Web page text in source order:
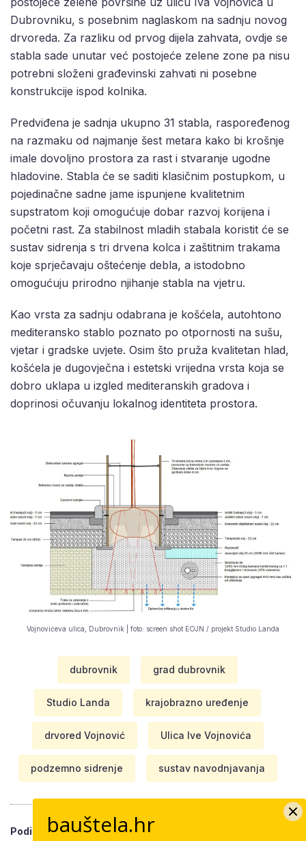
Dubrovniku, s posebnim naglaskom na sadnju novog
drvoreda. Za razliku od prvog dijela zahvata, ovdje se
stabla sade unutar već postojeće zelene zone pa nisu
potrebni složeni građevinski zahvati ni posebne
konstrukcije ispod kolnika.
Predviđena je sadnja ukupno 31 stabla, raspoređenog
na razmaku od najmanje šest metara kako bi krošnje
imale dovoljno prostora za rast i stvaranje ugodne
hladovine. Stabla će se saditi klasičnim postupkom, u
pojedinačne sadne jame ispunjene kvalitetnim
supstratom koji omogućuje dobar razvoj korijena i
početni rast. Za stabilnost mladih stabala koristit će se
sustav sidrenja s tri drvena kolca i zaštitnim trakama
koje sprječavaju oštećenje debla, a istodobno
omogućuju prirodno njihanje stabla na vjetru.
Kao vrsta za sadnju odabrana je košćela, autohtono
mediteransko stablo poznato po otpornosti na sušu,
vjetar i gradske uvjete. Osim što pruža kvalitetan hlad,
košćela je dugovječna i estetski vrijedna vrsta koja se
dobro uklapa u izgled mediteranskih gradova i
doprinosi očuvanju lokalnog identiteta prostora.
Vojnovićeva ulica, Dubrovnik | foto: screen shot EOJN / projekt Studio Landa
dubrovnik grad dubrovnik
Studio Landa krajobrazno uređenje
drvored Vojnović Ulica Ive Vojnovića
podzemno sidrenje sustav navodnjavanja
Podijeli vijestbauštela.hr